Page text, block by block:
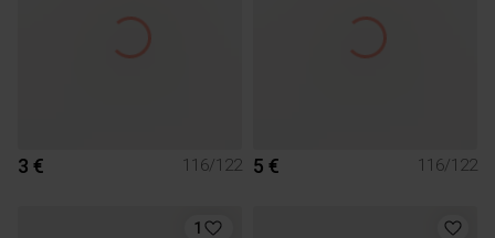
3 € 116/122 5 € 116/122
1